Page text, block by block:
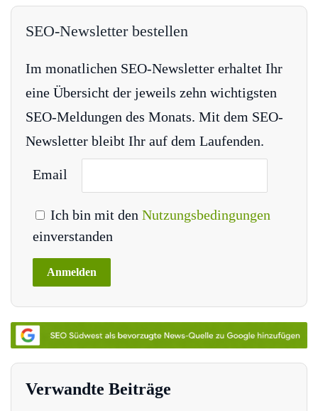
SEO-Newsletter bestellen
Im monatlichen SEO-Newsletter erhaltet Ihr
eine Übersicht der jeweils zehn wichtigsten
SEO-Meldungen des Monats. Mit dem SEO-
Newsletter bleibt Ihr auf dem Laufenden.
Email
Ich bin mit den Nutzungsbedingungen
einverstanden
Verwandte Beiträge